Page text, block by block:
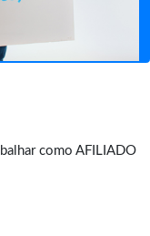
como AFILIADO